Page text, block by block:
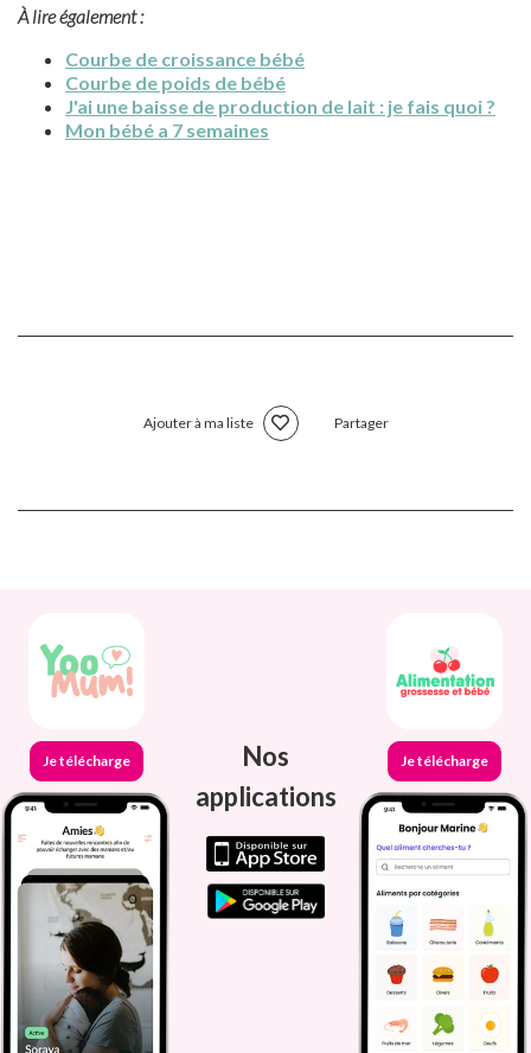
À lire également :
Courbe de croissance bébé
Courbe de poids de bébé
J'ai une baisse de production de lait : je fais quoi ?
Mon bébé a 7 semaines
Ajouter à ma liste Partager
Je télécharge
Nos
applications
Je télécharge